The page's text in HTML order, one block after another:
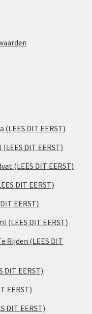
DIT EERST)
DIT EERST)
(LEES DIT EERST)
DIT EERST)
EERST)
(LEES DIT EERST)
Rijden (LEES DIT
EERST)
EERST)
DIT EERST)